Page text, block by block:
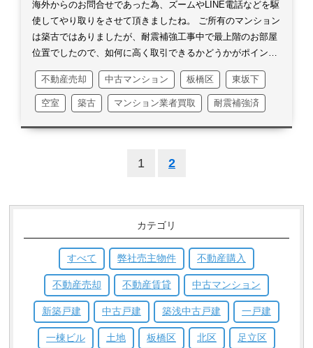
たが、マイナス1点は今後の私の課題とさせて頂きます。ど
んな会社なんだろうか、社長はどんな人なのだろうか？様々
なご不安な事ばかりなのだと思います。会社に居ればいつで
も逢える代表でございます事をこの場をお借りし、お伝えさ
せて頂きます。
今後少しでもご不安を取り除けるよう、更に
精進して参ります。この度は様々な教えを頂き、誠にありが
とうございました。
海外からのお問合せであった為、ズームやLINE電話などを駆
使してやり取りをさせて頂きましたね。 ご所有のマンション
は築古ではありましたが、耐震補強工事中で最上階のお部屋
位置でしたので、如何に高く取引できるかどうかがポイント
でした。間取りがワンルームという事もあり、いざ販売をス
タートすると、なかなか一般のお客様の用途にマッチしない
感じでした。定期的な業務報告の中で、Ｈ様は私が価格のお
が非常に速かった事がとても印象に残っております。価格変
しが具体化する事はありませんでした。
ション業者さんでしたので、終始何ら問題なく取引を進める
事が出来ました。
今回ご売却、賃貸、セカンドまたは事務所
としてご利用を続けるか、幾つかの選択肢があったのにも関
わらず、ご売却の方向で押し進めて頂きありがとうございま
した。もしお仕事のご都合で、都内に引越さなくてはならな
い等ございましたら、次は是非ご購入の方でお手伝いが出来
ればと思います。長くなりましたが、お近くまで来られる機
会がございましたら、是非弊社までお気軽にお立ち寄りくだ
不動産売却 中古マンション 板橋区 東坂下
空室 築古 マンション業者買取 耐震補強済
1 2
カテゴリ
すべて 弊社売主物件 不動産購入
不動産売却 不動産賃貸 中古マンション
新築戸建 中古戸建 築浅中古戸建 一戸建
一棟ビル 土地 板橋区 北区 足立区